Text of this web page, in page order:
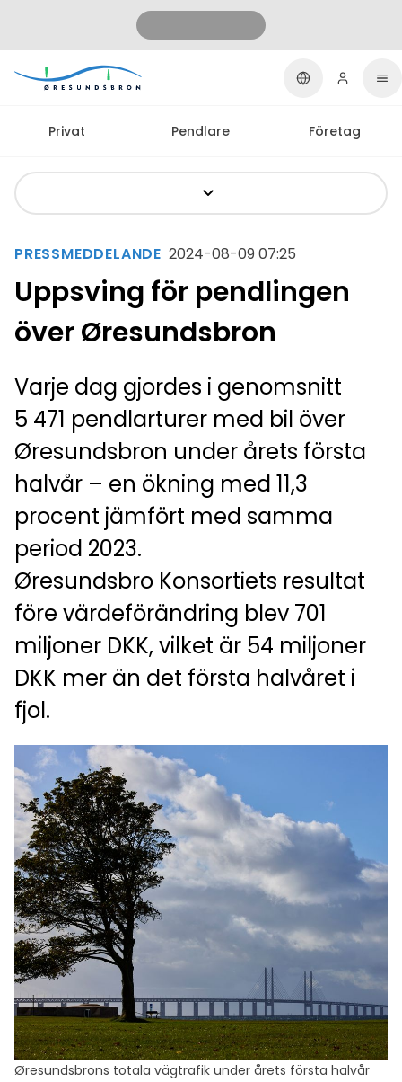
Privat Pendlare Företag
PRESSMEDDELANDE 2024-08-09 07:25
Uppsving för pendlingen
över Øresundsbron
Varje dag gjordes i genomsnitt
5 471 pendlarturer med bil över
Øresundsbron under årets första
halvår – en ökning med 11,3
procent jämfört med samma
period 2023.
Øresundsbro Konsortiets resultat
före värdeförändring blev 701
miljoner DKK, vilket är 54 miljoner
DKK mer än det första halvåret i
fjol.
Øresundsbrons totala vägtrafik under årets första halvår